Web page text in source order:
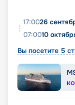
17:0026
07:0010
Вы посетите 5